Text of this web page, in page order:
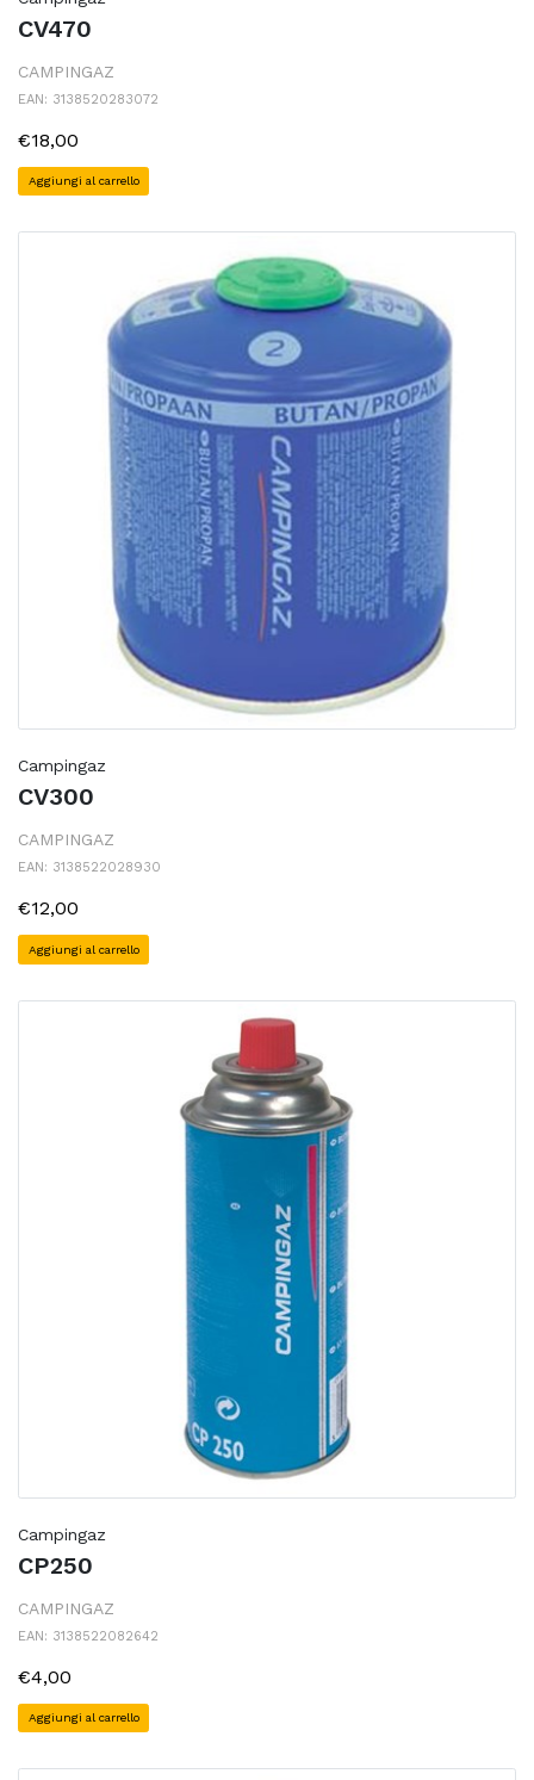
CV470
CAMPINGAZ
EAN: 3138520283072
€18,00
Aggiungi al carrello
Campingaz
CV300
CAMPINGAZ
EAN: 3138522028930
€12,00
Aggiungi al carrello
Campingaz
CP250
CAMPINGAZ
EAN: 3138522082642
€4,00
Aggiungi al carrello